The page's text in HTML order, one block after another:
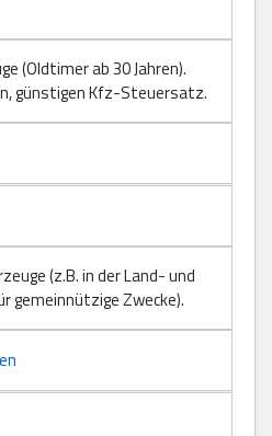
(Oldtimer ab 30 Jahren).
günstigen Kfz-Steuersatz.
(z.B. in der Land- und
Zwecke).